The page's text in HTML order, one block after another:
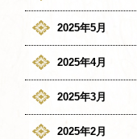
2025年5月
2025年4月
2025年3月
2025年2月